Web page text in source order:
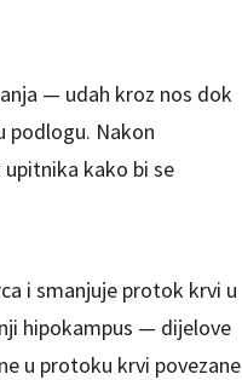
— udah kroz nos dok
podlogu. Nakon
kako bi se
i smanjuje protok krvi u
hipokampus — dijelove
u protoku krvi povezane